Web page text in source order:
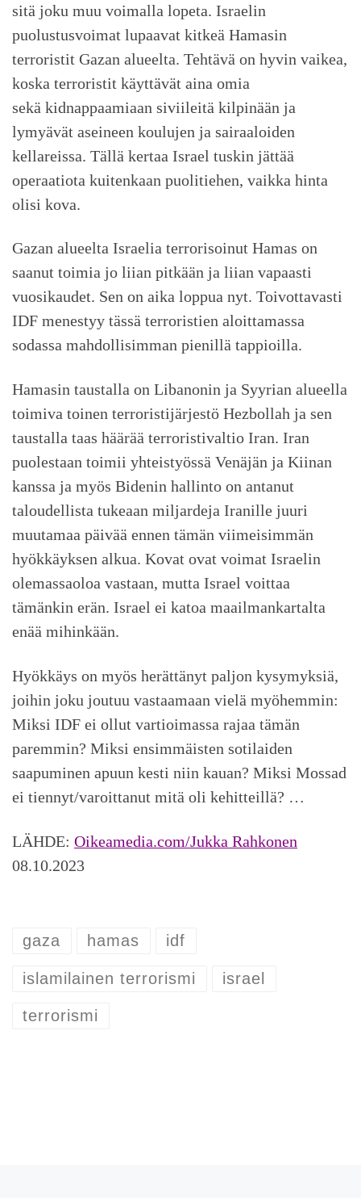
sitä joku muu voimalla lopeta. Israelin
puolustusvoimat lupaavat kitkeä Hamasin
terroristit Gazan alueelta. Tehtävä on hyvin vaikea,
koska terroristit käyttävät aina omia
sekä kidnappaamiaan siviileitä kilpinään ja
lymyävät aseineen koulujen ja sairaaloiden
kellareissa. Tällä kertaa Israel tuskin jättää
operaatiota kuitenkaan puolitiehen, vaikka hinta
olisi kova.
Gazan alueelta Israelia terrorisoinut Hamas on
saanut toimia jo liian pitkään ja liian vapaasti
vuosikaudet. Sen on aika loppua nyt. Toivottavasti
IDF menestyy tässä terroristien aloittamassa
sodassa mahdollisimman pienillä tappioilla.
Hamasin taustalla on Libanonin ja Syyrian alueella
toimiva toinen terroristijärjestö Hezbollah ja sen
taustalla taas häärää terroristivaltio Iran. Iran
puolestaan toimii yhteistyössä Venäjän ja Kiinan
kanssa ja myös Bidenin hallinto on antanut
taloudellista tukeaan miljardeja Iranille juuri
muutamaa päivää ennen tämän viimeisimmän
hyökkäyksen alkua. Kovat ovat voimat Israelin
olemassaoloa vastaan, mutta Israel voittaa
tämänkin erän. Israel ei katoa maailmankartalta
enää mihinkään.
Hyökkäys on myös herättänyt paljon kysymyksiä,
joihin joku joutuu vastaamaan vielä myöhemmin:
Miksi IDF ei ollut vartioimassa rajaa tämän
paremmin? Miksi ensimmäisten sotilaiden
saapuminen apuun kesti niin kauan? Miksi Mossad
ei tiennyt/varoittanut mitä oli kehitteillä? …
LÄHDE: Oikeamedia.com/Jukka Rahkonen
08.10.2023
gaza hamas idf
islamilainen terrorismi israel
terrorismi